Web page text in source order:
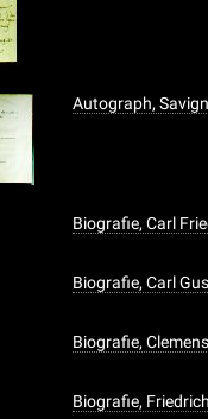
Autograph,
Biografie, Carl
Biografie, Carl
Biografie,
Biografie,